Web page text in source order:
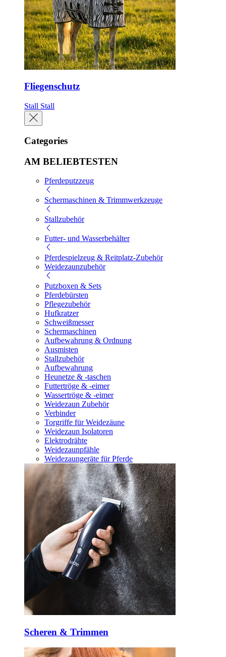
Fliegenschutz
Stall Stall
Categories
AM BELIEBTESTEN
Pferdeputzzeug
Schermaschinen & Trimmwerkzeuge
Stallzubehör
Futter- und Wasserbehälter
Pferdespielzeug & Reitplatz-Zubehör
Weidezaunzubehör
Putzboxen & Sets
Pferdebürsten
Pflegezubehör
Hufkratzer
Schweißmesser
Schermaschinen
Aufbewahrung & Ordnung
Ausmisten
Stallzubehör
Aufbewahrung
Heunetze & -taschen
Futtertröge & -eimer
Wassertröge & -eimer
Weidezaun Zubehör
Verbinder
Torgriffe für Weidezäune
Weidezaun Isolatoren
Elektrodrähte
Weidezaunpfähle
Weidezaungeräte für Pferde
Scheren & Trimmen